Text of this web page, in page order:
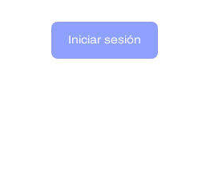
Iniciar sesión